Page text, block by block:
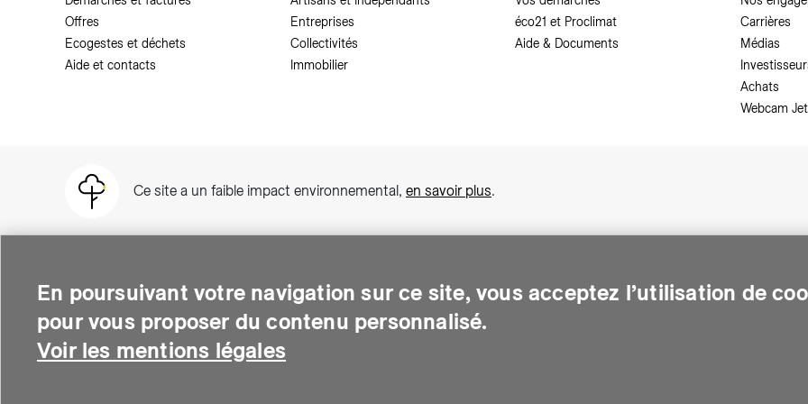
En poursuivant votre navigation sur ce site, vous acceptez l’utilisation de
pour vous proposer du contenu personnalisé.
Voir les mentions légales
Offres
Ecogestes et déchets
Aide et contacts
Entreprises
Collectivités
Immobilier
éco21 et Proclimat
Aide & Documents
Carrières
Médias
Achats
Webcam
Ce site a un faible impact environnemental, en savoir plus.
SIG est une entreprise suisse au service de plus de 500 000 personnes sur le canton de Genève. Chaque jour, elle leur assure des
thermique et soutient le développement des quartiers intelligents pour Genève. Elle traite les eaux usées, valorise les déchets et
environnementale.© Copyright SIG 2026
Mentions légales